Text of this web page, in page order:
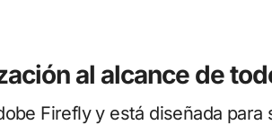
al alcance de
Firefly y está diseñada para